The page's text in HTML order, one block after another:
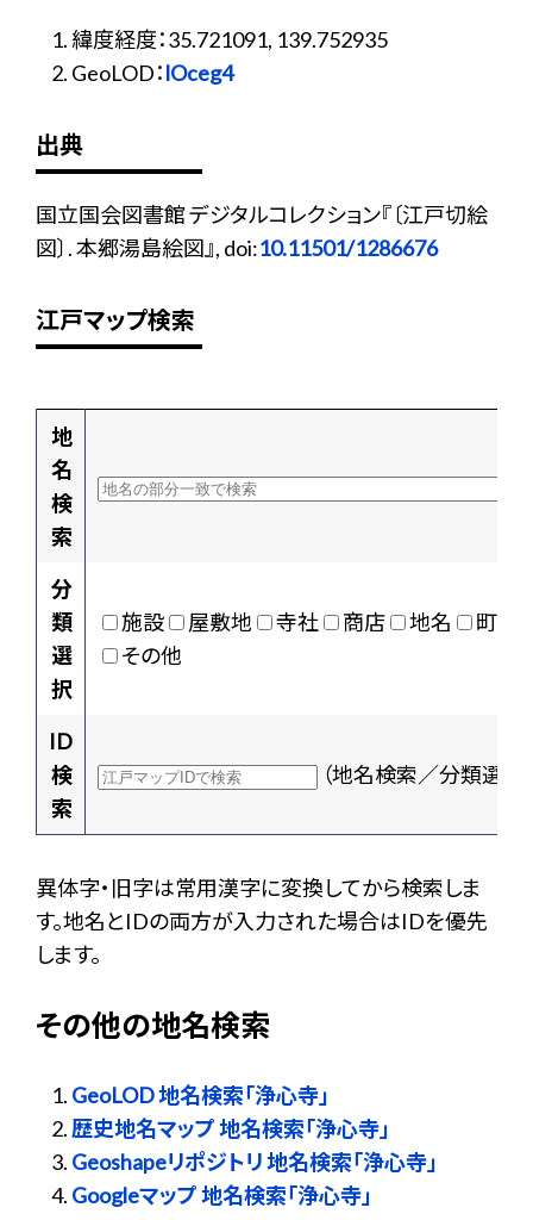
緯度経度：35.721091, 139.752935
GeoLOD：lOceg4
出典
国立国会図書館 デジタルコレクション『〔江戸切絵
図〕. 本郷湯島絵図』, doi:10.11501/1286676
江戸マップ検索
地
名
検
索
分
類
選
択
施設 屋敷地 寺社 商店 地名
町村
その他
ID
検
索
（地名検索／分類選択
異体字・旧字は常用漢字に変換してから検索しま
す。地名とIDの両方が入力された場合はIDを優先
します。
その他の地名検索
GeoLOD 地名検索「浄心寺」
歴史地名マップ 地名検索「浄心寺」
Geoshapeリポジトリ 地名検索「浄心寺」
Googleマップ 地名検索「浄心寺」